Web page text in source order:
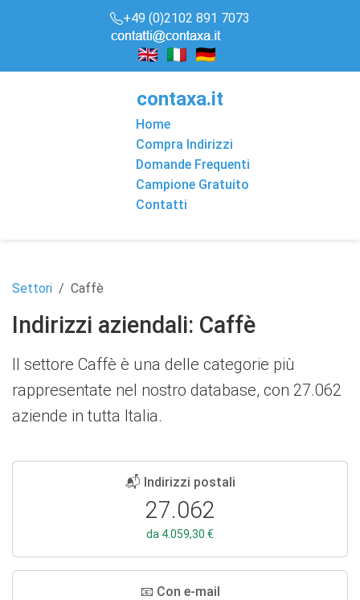
+49 (0)2102 891 7073
contaxa.it
Home
Compra Indirizzi
Domande Frequenti
Campione Gratuito
Contatti
Settori Caffè
Indirizzi aziendali: Caffè
Il settore Caffè è una delle categorie più
rappresentate nel nostro database, con 27.062
aziende in tutta Italia.
📬 Indirizzi postali
27.062
da 4.059,30 €
📧 Con e-mail